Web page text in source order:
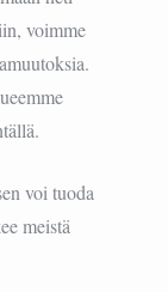
voimme
voi tuoda
meistä